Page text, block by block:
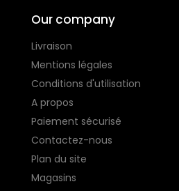
Our company
Livraison
Mentions légales
Conditions d'utilisation
A propos
Paiement sécurisé
Contactez-nous
Plan du site
Magasins